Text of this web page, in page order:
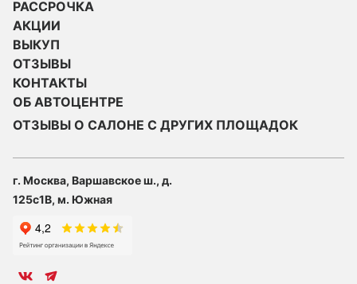
РАССРОЧКА
АКЦИИ
ВЫКУП
ОТЗЫВЫ
КОНТАКТЫ
ОБ АВТОЦЕНТРЕ
ОТЗЫВЫ О САЛОНЕ С ДРУГИХ ПЛОЩАДОК
г. Москва, Варшавское ш., д.
125с1В, м. Южная